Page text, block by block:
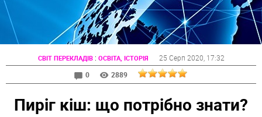
СВІТ ПЕРЕКЛАДІВ: ОСВІТА, ІСТОРІЯ 25 Серп 2020 , 17:32
0
2889
Пиріг кіш: що потрібно знати?